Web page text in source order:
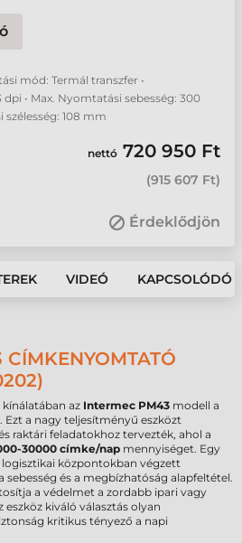
mód: Termál transzfer •
• Max. Nyomtatási sebesség: 300
szélesség: 108 mm
nettó 720 950 Ft
(915 607 Ft)
Érdeklődjön
VIDEÓ KAPCSOLÓDÓ
az Intermec PM43 modell a
Ezt a nagy teljesítményű eszközt
raktári feladatokhoz tervezték, ahol a
30000 címke/nap mennyiséget. Egy
központokban végzett
és a megbízhatóság alapfeltétel.
a védelmet a zordabb ipari vagy
kiváló választás olyan
kritikus tényező a napi